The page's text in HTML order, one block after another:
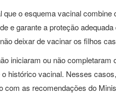
o esquema vacinal
e garante a proteção
deixar de vacinar os filhos
iniciaram ou não
histórico vacinal. Nesses
com as recomendações do